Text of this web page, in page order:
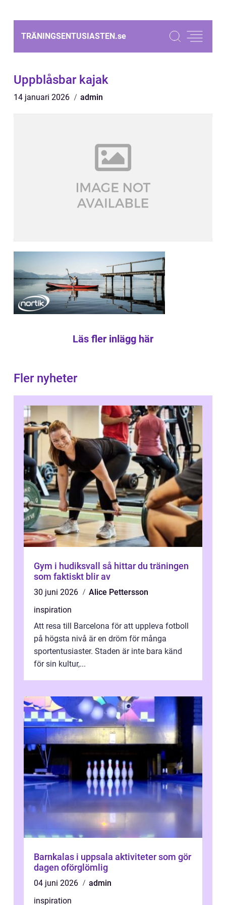
TRÄNINGSENTUSIASTEN.se
Uppblåsbar kajak
14 januari 2026 admin
Läs fler inlägg här
Fler nyheter
Gym i hudiksvall så hittar du träningen
som faktiskt blir av
30 juni 2026
Alice Pettersson
inspiration
Att resa till Barcelona för att uppleva fotboll
på högsta nivå är en dröm för många
sportentusiaster. Staden är inte bara känd
för sin kultur,...
Barnkalas i uppsala aktiviteter som gör
dagen oförglömlig
04 juni 2026
admin
inspiration